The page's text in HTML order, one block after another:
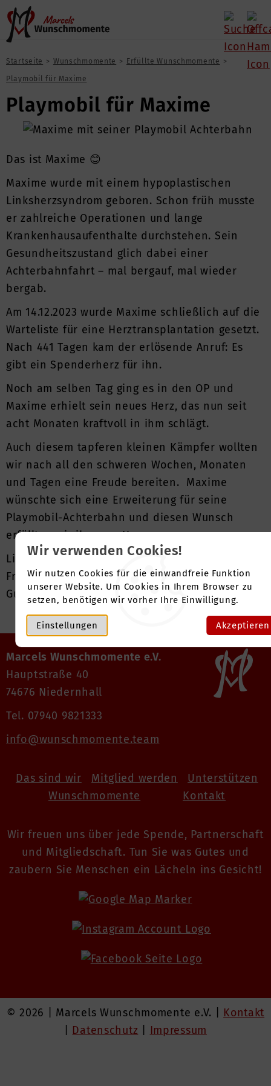
Wir verwenden Cookies!
Wir nutzen Cookies für die einwandfreie Funktion
unserer Website. Um Cookies in Ihrem Browser zu
setzen, benötigen wir vorher Ihre Einwilligung.
Einstellungen Akzeptieren
Startseite Wunschmomente Erfüllte Wunschmomente
Playmobil für Maxime
Playmobil für Maxime
Das ist Maxime 😊
Maxime wurde mit einem hypoplastischen
Linksherzsyndrom geboren. Schon früh musste
er zahlreiche Operationen und lange
Krankenhausaufenthalte durchstehen. Sein
Gesundheitszustand glich dabei einer
Achterbahnfahrt – mal bergauf, mal wieder
bergab.
Am 14.12.2023 wurde Maxime schließlich auf die
Warteliste für eine Herztransplantation gesetzt.
Nach 441 Tagen kam der erlösende Anruf: Es
gibt ein Spenderherz für ihn.
Noch am selben Tag ging es in den OP und
Maxime erhielt sein neues Herz, das nun seit
acht Monaten kraftvoll in ihm schlägt.
Auch diesem tapferen kleinen Kämpfer wollten
wir nach all den schweren Wochen, Monaten
und Tagen eine Freude bereiten. Maxime
wünschte sich eine Erweiterung für seine
Playmobil-Achterbahn und diesen Wunsch
erfüllten wir ihm von Herzen gern.
Lieber Maxime, wir wünschen dir ganz viel
Freude damit und weiterhin alles erdenklich
Gute. ❤️
Marcels Wunschmomente e.V.
Hauptstraße 40
74676 Niedernhall
Tel. 07940 9821333
info@wunschmomente.team
Das sind wir Mitglied werden
Unterstützen
Wunschmomente
Kontakt
Wir freuen uns über jede Spende, Partnerschaft
und Mitgliedschaft. Tun Sie was Gutes und
zaubern Sie Menschen ein Lächeln ins Gesicht!
© 2026 | Marcels Wunschmomente e.V. | Kontakt
Datenschutz Impressum